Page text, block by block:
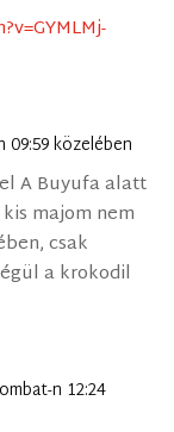
09:59 közelében
A Buyufa alatt
majom nem
csak
a krokodil
n 12:24